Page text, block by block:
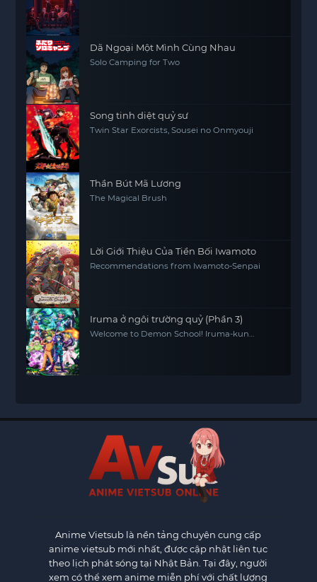
Dã Ngoại Một Mình Cùng Nhau
Solo Camping for Two
Song tinh diệt quỷ sư
Twin Star Exorcists, Sousei no Onmyouji
Thần Bút Mã Lương
The Magical Brush
Lời Giới Thiệu Của Tiền Bối Iwamoto
Recommendations from Iwamoto-Senpai
Iruma ở ngôi trường quỷ (Phần 3)
Welcome to Demon School! Iruma-kun
Anime Vietsub là nền tảng chuyên cung cấp
anime vietsub mới nhất, được cập nhật liên tục
theo lịch phát sóng tại Nhật Bản. Tại đây, người
xem có thể xem anime miễn phí với chất lượng